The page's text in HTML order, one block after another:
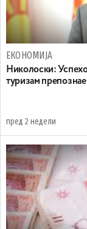
ЕКОНОМИЈА
Николоски:
туризам
пред 2 недели